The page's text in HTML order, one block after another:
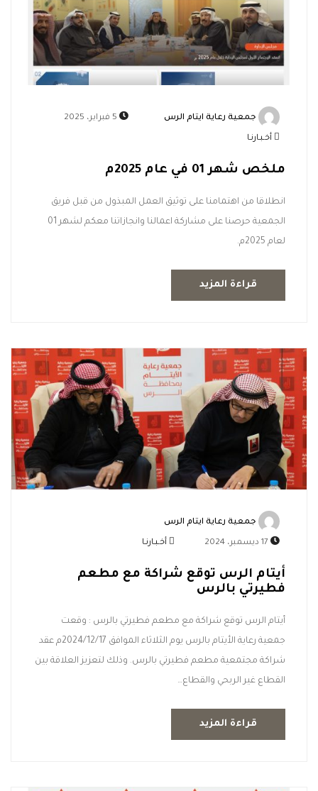
جمعية رعاية ايتام الرس
أخـبـارنـا
ملخص شهر 01 في عام 2025م
انطلاقا من اهتمامنا على توثيق العمل المبذول من قبل فريق
الجمعية حرصنا على مشاركة اعمالنا وانجازاتنا معكم لشهر 01
لعام 2025م.
قراءة المزيد
جمعية رعاية ايتام الرس
أخـبـارنـا
أيتام الرس توقع شراكة مع مطعم
فطيرتي بالرس
أيتام الرس توقع شراكة مع مطعم فطيرتي بالرس : وقعت
جمعية رعاية الأيتام بالرس يوم الثلاثاء الموافق 2024/12/17م عقد
شراكة مجتمعية مطعم فطيرتي بالرس. وذلك لتعزيز العلاقة بين
القطاع غير الربحي والقطاع…
قراءة المزيد